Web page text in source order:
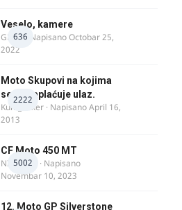
636
Veselo, kamere
GR 46· NapisanoOctobar 25,
2022
2222
Moto Skupovi na kojima
se ne naplaćuje ulaz.
Kum_Mixer · NapisanoApril 16,
2013
5002
CF Moto 450 MT
NIKOLA 1
· Napisano
Novembar 10, 2023
12. Moto GP Silverstone